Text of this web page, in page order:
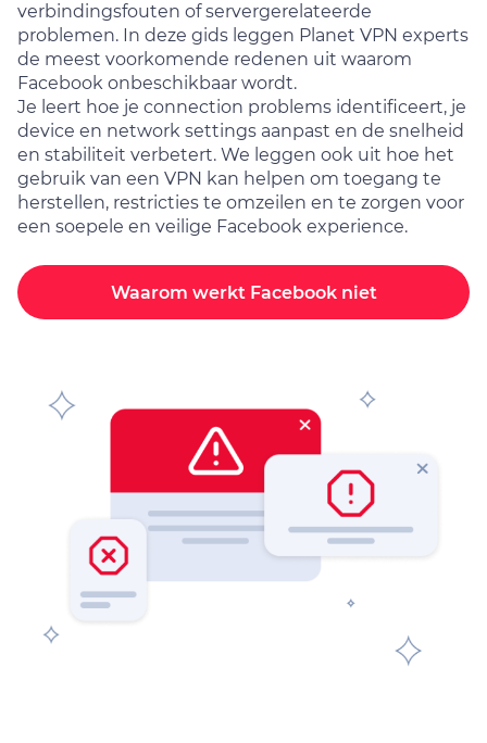
verbindingsfouten of servergerelateerde
problemen. In deze gids leggen Planet VPN experts
de meest voorkomende redenen uit waarom
Facebook onbeschikbaar wordt.
Je leert hoe je connection problems identificeert, je
device en network settings aanpast en de snelheid
en stabiliteit verbetert. We leggen ook uit hoe het
gebruik van een VPN kan helpen om toegang te
herstellen, restricties te omzeilen en te zorgen voor
een soepele en veilige Facebook experience.
Waarom werkt Facebook niet